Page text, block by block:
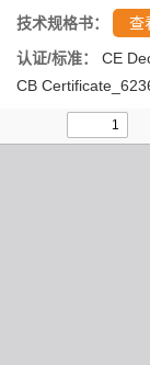
技术规格书： 查
认证/标准：
CE
CB